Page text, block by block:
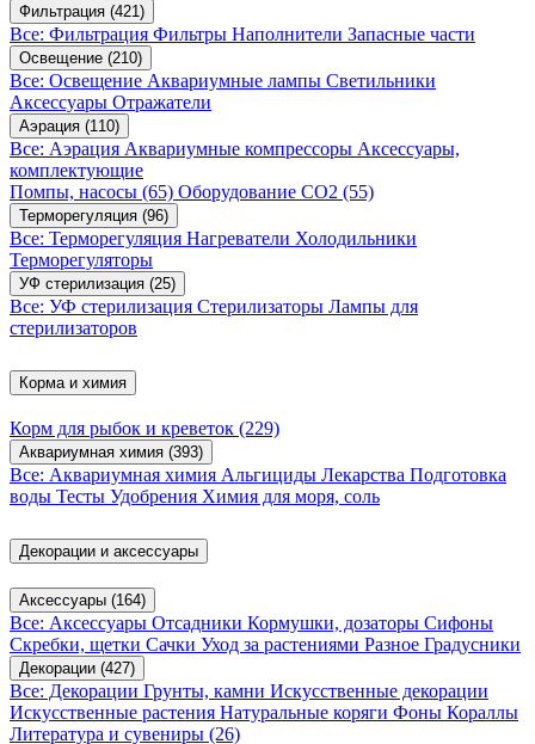
Фильтрация (421)
Все: Фильтрация Фильтры Наполнители Запасные части
Освещение (210)
Все: Освещение Аквариумные лампы Светильники
Аксессуары Отражатели
Аэрация (110)
Все: Аэрация Аквариумные компрессоры Аксессуары,
комплектующие
Помпы, насосы (65) Оборудование CO2 (55)
Терморегуляция (96)
Все: Терморегуляция Нагреватели Холодильники
Терморегуляторы
УФ стерилизация (25)
Все: УФ стерилизация Стерилизаторы Лампы для
стерилизаторов
Корма и химия
Корм для рыбок и креветок (229)
Аквариумная химия (393)
Все: Аквариумная химия Альгициды Лекарства Подготовка
воды Тесты Удобрения Химия для моря, соль
Декорации и аксессуары
Аксессуары (164)
Все: Аксессуары Отсадники Кормушки, дозаторы Сифоны
Скребки, щетки Сачки Уход за растениями Разное Градусники
Декорации (427)
Все: Декорации Грунты, камни Искусственные декорации
Искусственные растения Натуральные коряги Фоны Кораллы
Литература и сувениры (26)